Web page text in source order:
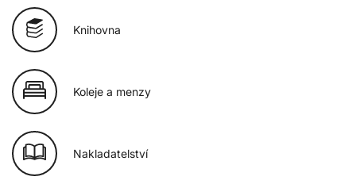
Knihovna
Koleje a menzy
Nakladatelství